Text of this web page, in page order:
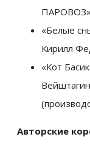
«Белые
Кирилл
«Кот
Авторские